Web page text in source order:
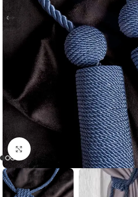
Büyütmek için tıklayın